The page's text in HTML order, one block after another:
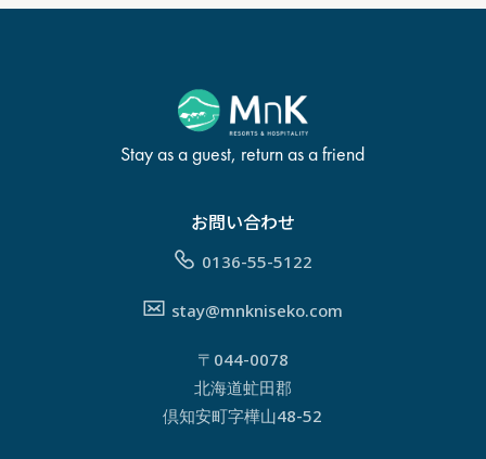
Stay as a guest, return as a friend
お問い合わせ
0136-55-5122
stay@mnkniseko.com
〒044-0078
北海道虻田郡
倶知安町字樺山48-52